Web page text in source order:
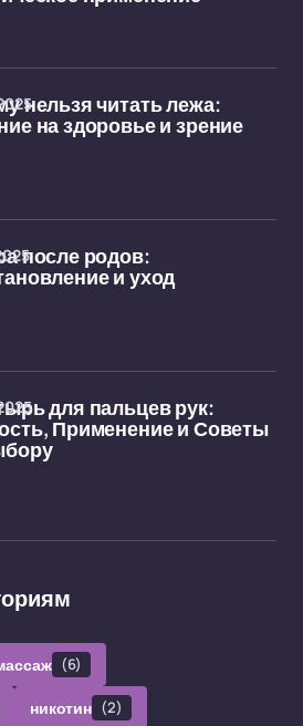
нельзя читать лежа:
на здоровье и зрение
после родов:
и уход
для пальцев рук:
Применение и Советы
(6)
никотин (2)